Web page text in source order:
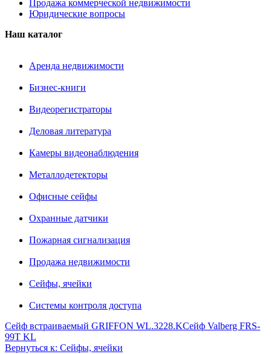
Продажа коммерческой недвижимости
Юридические вопросы
Наш каталог
Аренда недвижимости
Бизнес-книги
Видеорегистраторы
Деловая литература
Камеры видеонаблюдения
Металлодетекторы
Офисные сейфы
Охранные датчики
Пожарная сигнализация
Продажа недвижимости
Сейфы, ячейки
Системы контроля доступа
Сейф встраиваемый GRIFFON WL.3228.KСейф Valberg FRS-
99T KL
Вернуться к: Сейфы, ячейки